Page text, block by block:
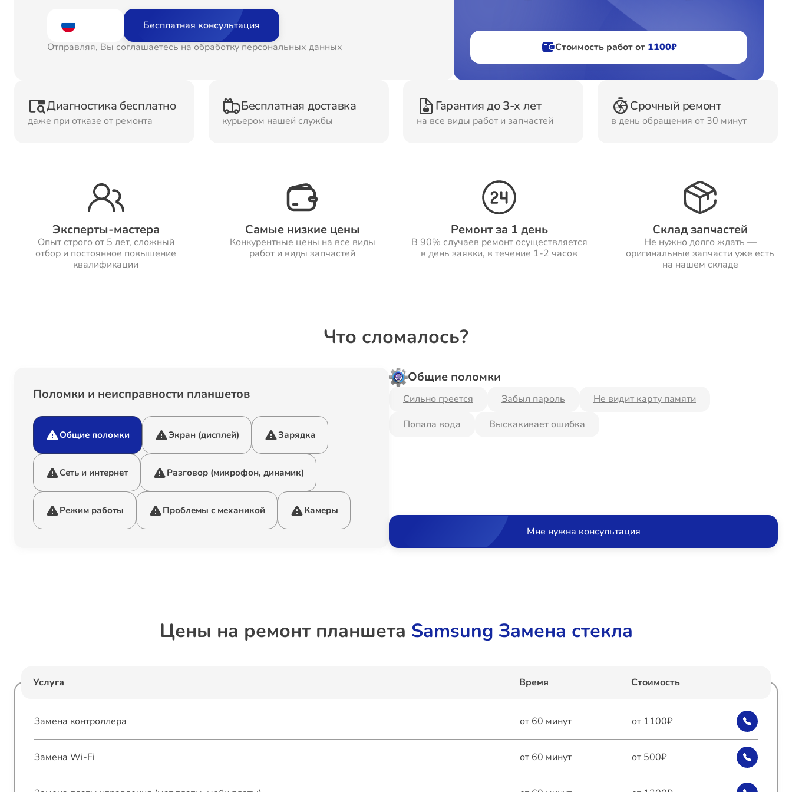
Бесплатная консультация
Отправляя, Вы соглашаетесь на обработку персональных данных
Стоимость работ от 1100₽
Диагностика бесплатно
даже при отказе от ремонта
Бесплатная доставка
курьером нашей службы
Гарантия до 3-х лет
на все виды работ и запчастей
Срочный ремонт
в день обращения от 30 минут
Эксперты-мастера
Опыт строго от 5 лет, сложный
отбор и постоянное повышение
квалификации
Самые низкие цены
Конкурентные цены на все виды
работ и виды запчастей
Ремонт за 1 день
В 90% случаев ремонт осуществляется
в день заявки, в течение 1-2 часов
Склад запчастей
Не нужно долго ждать —
оригинальные запчасти уже есть
на нашем складе
Что сломалось?
Поломки и неисправности планшетов
Общие поломки Экран (дисплей) Зарядка
Сеть и интернет Разговор (микрофон, динамик)
Режим работы Проблемы с механикой Камеры
Общие поломки
Сильно греется Забыл пароль
Не видит карту памяти
Попала вода
Выскакивает ошибка
Мне нужна консультация
Цены на ремонт планшета Samsung Замена стекла
Услуга Время Стоимость
Замена контроллера от 60 минут от 1100₽
Замена Wi-Fi от 60 минут от 500₽
Водонагревателей
Ремонт Вытяжек
Ремонт Кондиционеров
Ремонт Сушильных
Ремонт Стиральных
Ремонт Микроволновых
печей
Ремонт Смарт-часов
Ремонт Сплит-систем